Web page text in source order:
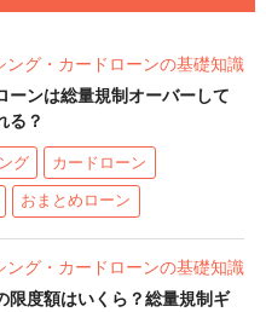
ング・カードローンの基礎知識
ーンは総量規制オーバーして
る？
グ カードローン
おまとめローン
ング・カードローンの基礎知識
限度額はいくら？総量規制ギ